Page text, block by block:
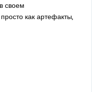
своем
как артефакты,